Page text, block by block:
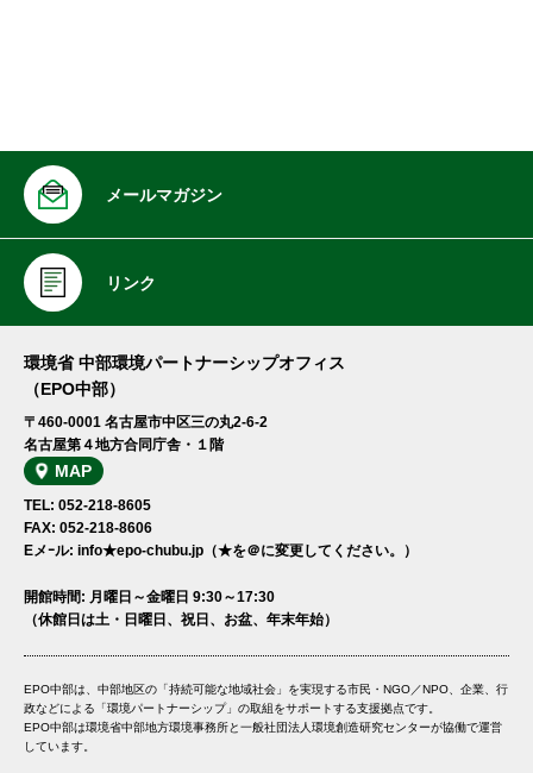
メールマガジン
リンク
環境省 中部環境パートナーシップオフィス
（EPO中部）
〒460-0001 名古屋市中区三の丸2-6-2
名古屋第４地方合同庁舎・１階
MAP
TEL: 052-218-8605
FAX: 052-218-8606
Eメｰル: info★epo-chubu.jp（★を＠に変更してください。）
開館時間: 月曜日～金曜日 9:30～17:30
（休館日は土・日曜日、祝日、お盆、年末年始）
EPO中部は、中部地区の「持続可能な地域社会」を実現する市民・NGO／NPO、企業、行
政などによる「環境パートナーシップ」の取組をサポートする支援拠点です。
EPO中部は環境省中部地方環境事務所と一般社団法人環境創造研究センターが協働で運営
しています。